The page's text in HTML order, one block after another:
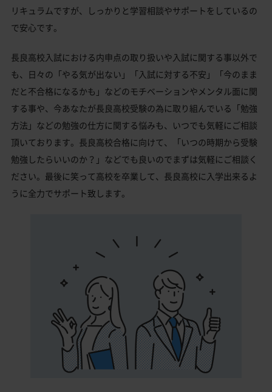
リキュラムですが、しっかりと学習相談やサポートをしているの
で安心です。
長良高校入試における内申点の取り扱いや入試に関する事以外で
も、日々の「やる気が出ない」「入試に対する不安」「今のまま
だと不合格になるかも」などのモチベーションやメンタル面に関
する事や、今あなたが長良高校受験の為に取り組んでいる「勉強
方法」などの勉強の仕方に関する悩みも、いつでも気軽にご相談
頂いております。長良高校合格に向けて、「いつの時期から受験
勉強したらいいのか？」などでも良いのでまずは気軽にご相談く
ださい。最後に笑って高校を卒業して、長良高校に入学出来るよ
うに全力でサポート致します。